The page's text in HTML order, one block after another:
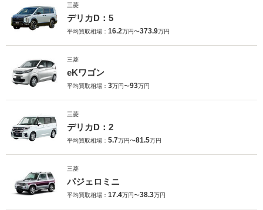
三菱
デリカD：5
平均買取相場： 16.2万円〜373.9万円
三菱
eKワゴン
平均買取相場： 3万円〜93万円
三菱
デリカD：2
平均買取相場： 5.7万円〜81.5万円
三菱
パジェロミニ
平均買取相場： 17.4万円〜38.3万円